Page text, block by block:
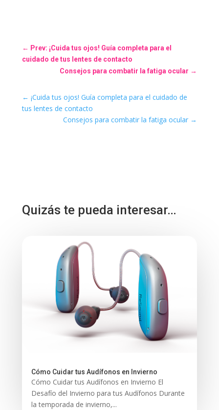
← Prev: ¡Cuida tus ojos! Guía completa para el
cuidado de tus lentes de contacto
Consejos para combatir la fatiga ocular →
← ¡Cuida tus ojos! Guía completa para el cuidado de
tus lentes de contacto
Consejos para combatir la fatiga ocular →
Quizás te pueda interesar…
Cómo Cuidar tus Audífonos en Invierno
Cómo Cuidar tus Audífonos en Invierno El
Desafío del Invierno para tus Audífonos Durante
la temporada de invierno,...